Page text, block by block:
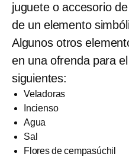
juguete o accesorio
de un elemento
Algunos otros
en una ofrenda para
siguientes:
Veladoras
Incienso
Agua
Sal
Flores de cempasúchil